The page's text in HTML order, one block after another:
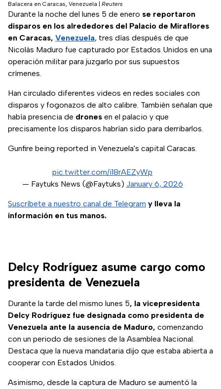
Balacera en Caracas, Venezuela Reuters
Durante la noche del lunes 5 de enero se reportaron
disparos en los alrededores del Palacio de Miraflores
en Caracas, Venezuela, tres días después de que
Nicolás Maduro fue capturado por Estados Unidos en una
operación militar para juzgarlo por sus supuestos
crímenes.
Han circulado diferentes videos en redes sociales con
disparos y fogonazos de alto calibre. También señalan que
había presencia de drones en el palacio y que
precisamente los disparos habrían sido para derribarlos.
Gunfire being reported in Venezuela's capital Caracas.
pic.twitter.com/i18rAEZyWp
— Faytuks News (@Faytuks) January 6, 2026
Suscríbete a nuestro canal de Telegram y lleva la
información en tus manos.
Delcy Rodríguez asume cargo como
presidenta de Venezuela
Durante la tarde del mismo lunes 5, la vicepresidenta
Delcy Rodríguez fue designada como presidenta de
Venezuela ante la ausencia de Maduro, comenzando
con un periodo de sesiones de la Asamblea Nacional.
Destaca que la nueva mandataria dijo que estaba abierta a
cooperar con Estados Unidos.
Asimismo, desde la captura de Maduro se aumentó la